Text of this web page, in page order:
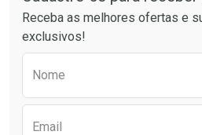
Comprar sem Desconto
Comprar sem Desconto
Por R$ 37,25/cada
Receba as melhores ofertas e
exclusivos!
Nome
Email